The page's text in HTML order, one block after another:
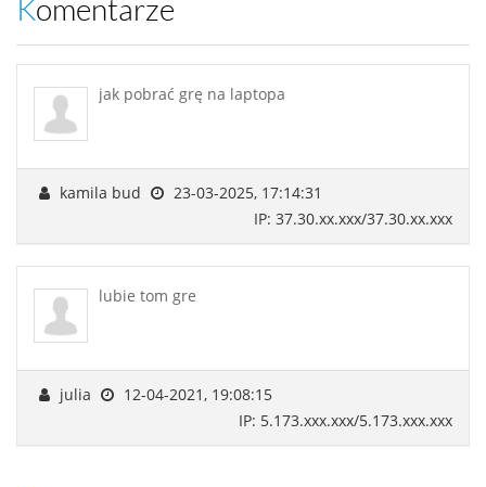
Komentarze
jak pobrać grę na laptopa
kamila bud
23-03-2025, 17:14:31
IP: 37.30.xx.xxx/37.30.xx.xxx
lubie tom gre
julia
12-04-2021, 19:08:15
IP: 5.173.xxx.xxx/5.173.xxx.xxx